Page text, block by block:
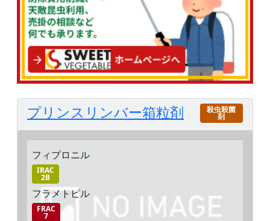
プリンスリンバー箱粒剤 殺虫殺菌
剤
フィプロニル
IRAC
2B
フラメトピル
FRAC
7